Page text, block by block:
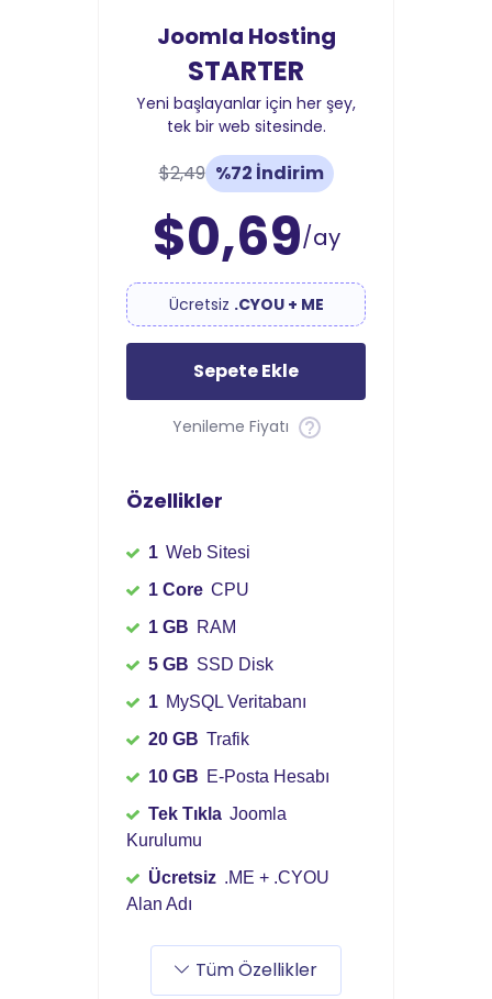
Joomla Hosting
STARTER
Yeni başlayanlar için her şey,
tek bir web sitesinde.
$2,49 %72 İndirim
$0,69/ay
Ücretsiz .CYOU + ME
Sepete Ekle
Yenileme Fiyatı
Özellikler
1 Web Sitesi
1 Core CPU
1 GB RAM
5 GB SSD Disk
1 MySQL Veritabanı
20 GB Trafik
10 GB E-Posta Hesabı
Tek Tıkla Joomla
Kurulumu
Ücretsiz .ME + .CYOU
Alan Adı
Tüm Özellikler